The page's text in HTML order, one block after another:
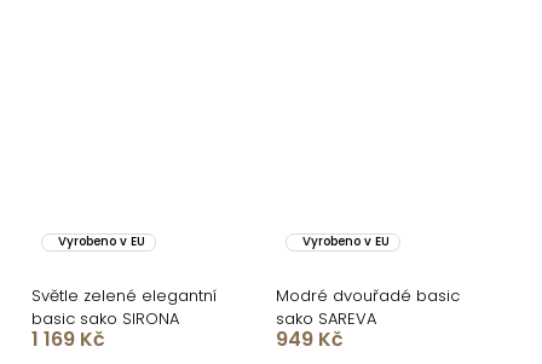
Vyrobeno v EU
Světle zelené elegantní
basic sako SIRONA
1 169 Kč
Vyrobeno v EU
Modré dvouřadé basic
sako SAREVA
949 Kč